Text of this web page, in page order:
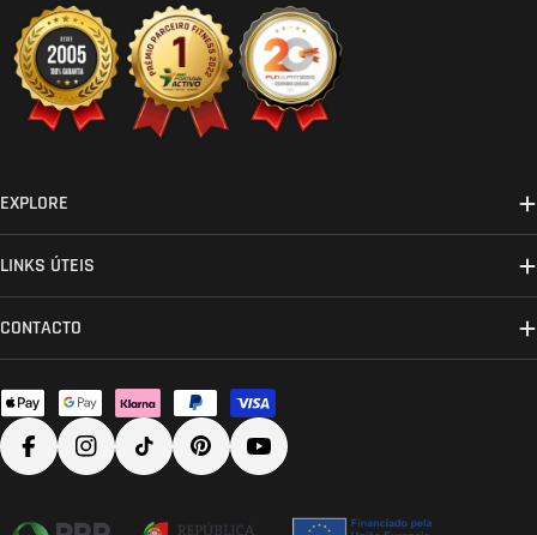
EXPLORE
LINKS ÚTEIS
CONTACTO
Métodos
de
pagamento
FacebookInstagram
TikTokPinterestYouTube